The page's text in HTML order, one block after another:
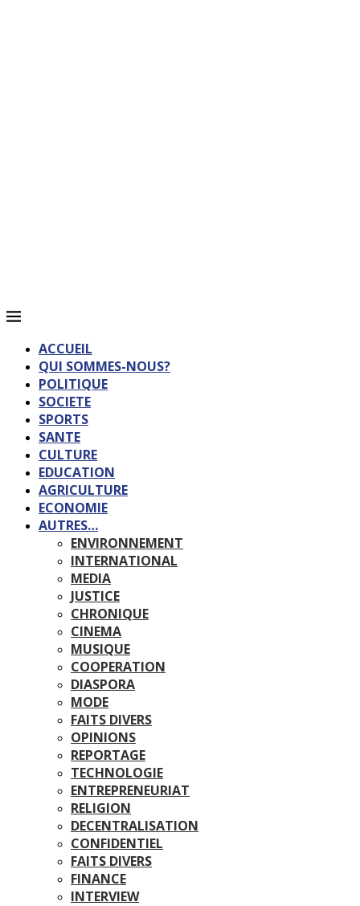
ACCUEIL
QUI SOMMES-NOUS?
POLITIQUE
SOCIETE
SPORTS
SANTE
CULTURE
EDUCATION
AGRICULTURE
ECONOMIE
AUTRES…
ENVIRONNEMENT
INTERNATIONAL
MEDIA
JUSTICE
CHRONIQUE
CINEMA
MUSIQUE
COOPERATION
DIASPORA
MODE
FAITS DIVERS
OPINIONS
REPORTAGE
TECHNOLOGIE
ENTREPRENEURIAT
RELIGION
DECENTRALISATION
CONFIDENTIEL
FAITS DIVERS
FINANCE
INTERVIEW